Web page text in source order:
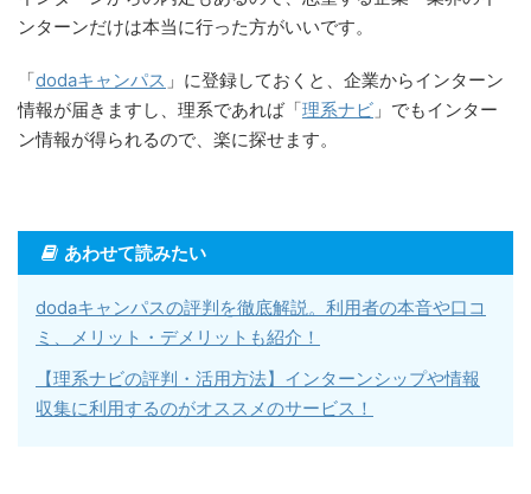
ンターンだけは本当に行った方がいいです。
「dodaキャンパス 」に登録しておくと、企業からインターン
情報が届きますし、理系であれば「理系ナビ 」でもインター
ン情報が得られるので、楽に探せます。
あわせて読みたい
dodaキャンパスの評判を徹底解説。利用者の本音や口コ
ミ、メリット・デメリットも紹介！
【理系ナビの評判・活用方法】インターンシップや情報
収集に利用するのがオススメのサービス！